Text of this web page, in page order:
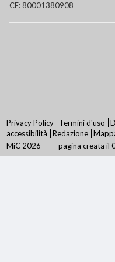
CF: 80001380908
Privacy Policy Termini d'uso
accessibilità
Redazione
MiC 2026
pagina creata